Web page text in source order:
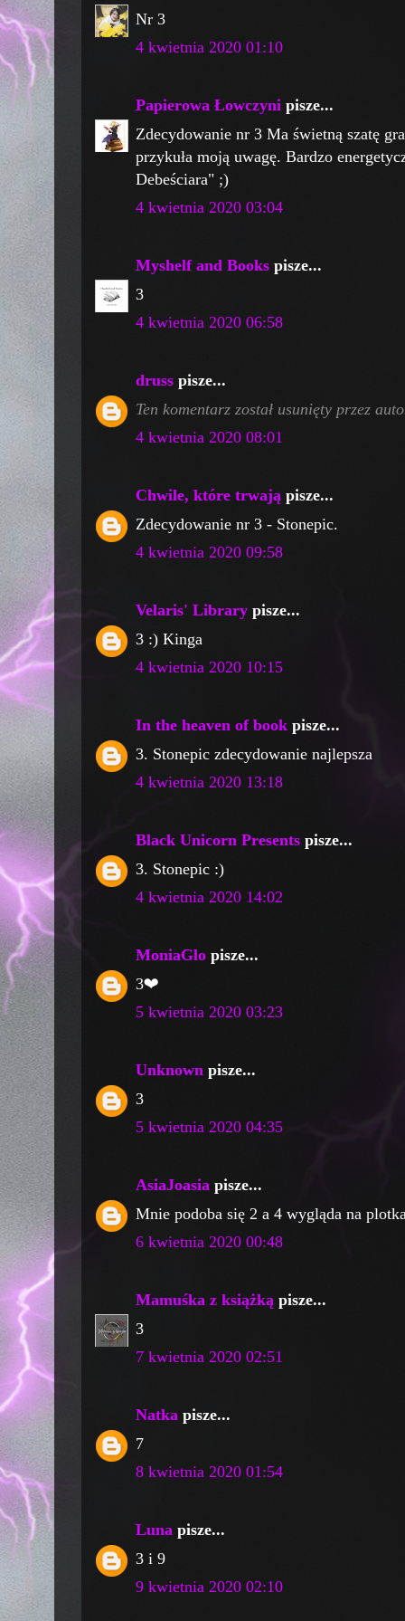
Nr 3
4 kwietnia 2020 01:10
Papierowa Łowczyni pisze...
Zdecydowanie nr 3 Ma świetną szatę
przykuła moją uwagę. Bardzo
Debeściara" ;)
4 kwietnia 2020 03:04
Myshelf and Books pisze...
3
4 kwietnia 2020 06:58
druss pisze...
Ten komentarz został usunięty przez
4 kwietnia 2020 08:01
Chwile, które trwają pisze...
Zdecydowanie nr 3 - Stonepic.
4 kwietnia 2020 09:58
Velaris' Library pisze...
3 :) Kinga
4 kwietnia 2020 10:15
In the heaven of book pisze...
3. Stonepic zdecydowanie najlepsza
4 kwietnia 2020 13:18
Black Unicorn Presents pisze...
3. Stonepic :)
4 kwietnia 2020 14:02
MoniaGlo pisze...
3❤️
5 kwietnia 2020 03:23
Unknown pisze...
3
5 kwietnia 2020 04:35
AsiaJoasia pisze...
Mnie podoba się 2 a 4 wygląda na
6 kwietnia 2020 00:48
Mamuśka z książką pisze...
3
7 kwietnia 2020 02:51
Natka pisze...
7
8 kwietnia 2020 01:54
Luna pisze...
3 i 9
9 kwietnia 2020 02:10